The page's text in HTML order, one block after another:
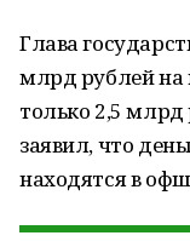
Глава
млрд рублей на
только 2,5
заявил, что
находятся в